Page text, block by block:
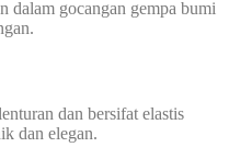
dalam gocangan gempa bumi
dan bersifat elastis
dan elegan.